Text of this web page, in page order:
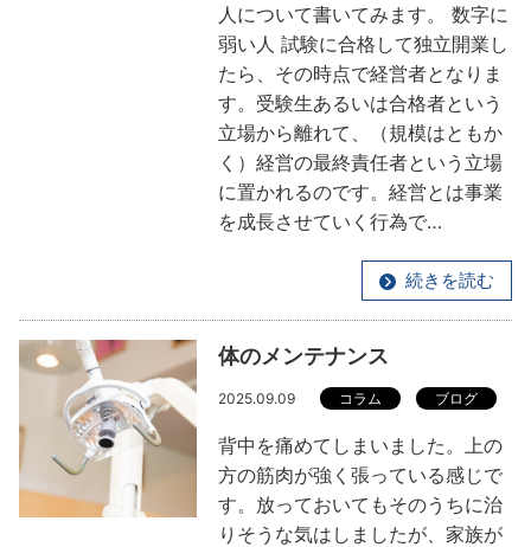
人について書いてみます。 数字に
弱い人 試験に合格して独立開業し
たら、その時点で経営者となりま
す。受験生あるいは合格者という
立場から離れて、（規模はともか
く）経営の最終責任者という立場
に置かれるのです。経営とは事業
を成長させていく行為で…
続きを読む
体のメンテナンス
2025.09.09 コラム ブログ
背中を痛めてしまいました。上の
方の筋肉が強く張っている感じで
す。放っておいてもそのうちに治
りそうな気はしましたが、家族が